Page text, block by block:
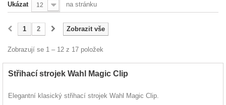
Ukázat 12 na stránku
Zobrazit vše
1 2
Zobrazují se 1 – 12 z 17 položek
Střihací strojek Wahl Magic Clip
Elegantní klasický střihací strojek Wahl Magic Clip.